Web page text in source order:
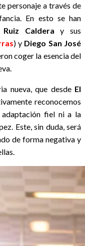
personaje a través de
En esto se han
Ruiz Caldera y sus
) y Diego San José
coger la esencia del
nueva, que desde El
reconocemos
fiel ni a la
Este, sin duda, será
de forma negativa y